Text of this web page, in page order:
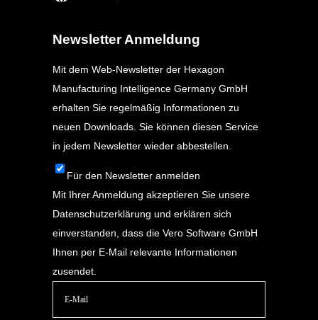
Newsletter Anmeldung
Mit dem Web-Newsletter der Hexagon
Manufacturing Intelligence Germany GmbH
erhalten Sie regelmäßig Informationen zu
neuen Downloads. Sie können diesen Service
in jedem Newsletter wieder abbestellen.
Für den Newsletter anmelden
Mit Ihrer Anmeldung akzeptieren Sie unsere
Datenschutzerklärung und erklären sich
einverstanden, dass die Vero Software GmbH
Ihnen per E-Mail relevante Informationen
zusendet.